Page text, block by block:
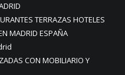
TERRAZAS HOTELES
MADRID ESPAÑA
CON MOBILIARIO Y